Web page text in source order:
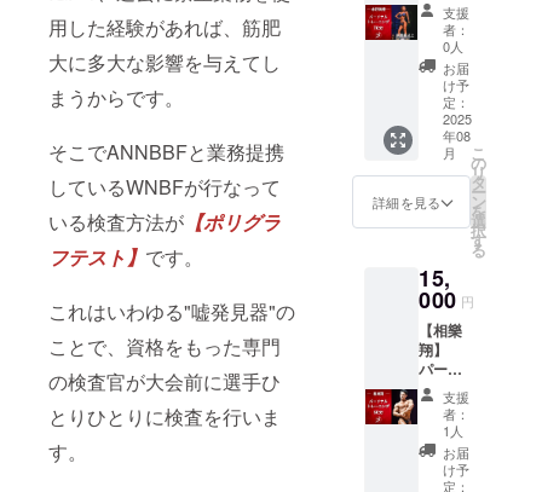
用した経験があれば、筋肥
大に多大な影響を与えてし
まうからです。
そこでANNBBFと業務提携
しているWNBFが行なって
いる検査方法が 【ポリグラ
フテスト】 です。
これはいわゆる"嘘発見器"の
ことで、資格をもった専門
の検査官が大会前に選手ひ
とりひとりに検査を行いま
す。
難等の
責任は
負いか
ねま
す。
安全確
認を優
先し、
場合に
よって
は催事
を一時
中断さ
せてい
ただき
ます。
理をお
願いい
たしま
す。紛
失・盗
難等の
責任は
負いか
ねま
す。
携帯電
話はマ
ナー
モード
に設定
の上、
通話は
ご遠慮
くださ
い。 ​ ​そ
の他 ・
生した
場合に
は、主
催者の
判断に
より入
場者の
安全確
認を優
先し、
場合に
ださ
い。 ​ ​ ​ ​
会場内
でのお
願い ・​​
ホール
内での
飲食は
禁止と
させて
いただ
きま
ミは必
ずお持
ち帰り
くださ
い。 ・
携帯電
話はマ
ナー
モード
に設定
の上、
通話は
m.com/
akn_tr3
07?
igsh=M
W1oan
pwcG9z
eXdrZA
り
ちょっ
といい
お尻♪〜
・身体
を動か
す機会
がない
方、重
りやマ
シンを
る方、
今より
ちょっ
といい
お尻に
出会い
たい方
向けで
す。 ・
なぜ今
のお尻
レーニ
ング70
分 / 中級
者以上
●お礼の
メッ
セージ
●水野美
穂の
パーソ
ナルト
レーニ
分) 桃尻
トレー
ニング
♡(中級
者~) 〜
お尻の
トップ
から盛
り上げ
る〜 ・
トレー
ニング
支援
者：
0人
お届
け予
定：
2025
年08
月
詳細を見る
こ
の
リ
タ
ー
ン
を
選
択
す
る
15,
000 円
【相樂
翔】
パーソ
ナルト
レーニ
ング60
分 ●お
礼の
メッ
支援
者：
1人
お届
け予
定：